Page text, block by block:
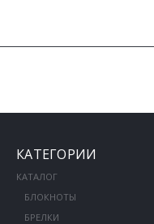
КАТЕГОРИИ
КАТАЛОГ
БЛОКНОТЫ
БРЕЛКИ